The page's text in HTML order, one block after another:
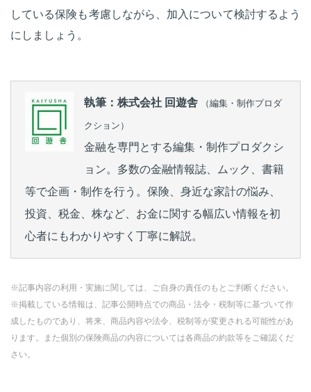
している保険も考慮しながら、加入について検討するよう
にしましょう。
執筆：株式会社 回遊舎 （編集・制作プロダ
クション）
金融を専門とする編集・制作プロダクシ
ョン。多数の金融情報誌、ムック、書籍
等で企画・制作を行う。保険、身近な家計の悩み、
投資、税金、株など、お金に関する幅広い情報を初
心者にもわかりやすく丁寧に解説。
※記事内容の利用・実施に関しては、ご自身の責任のもとご判断ください。
※掲載している情報は、記事公開時点での商品・法令・税制等に基づいて作
成したものであり、将来、商品内容や法令、税制等が変更される可能性があ
ります。また個別の保険商品の内容については各商品の約款等をご確認くだ
さい。